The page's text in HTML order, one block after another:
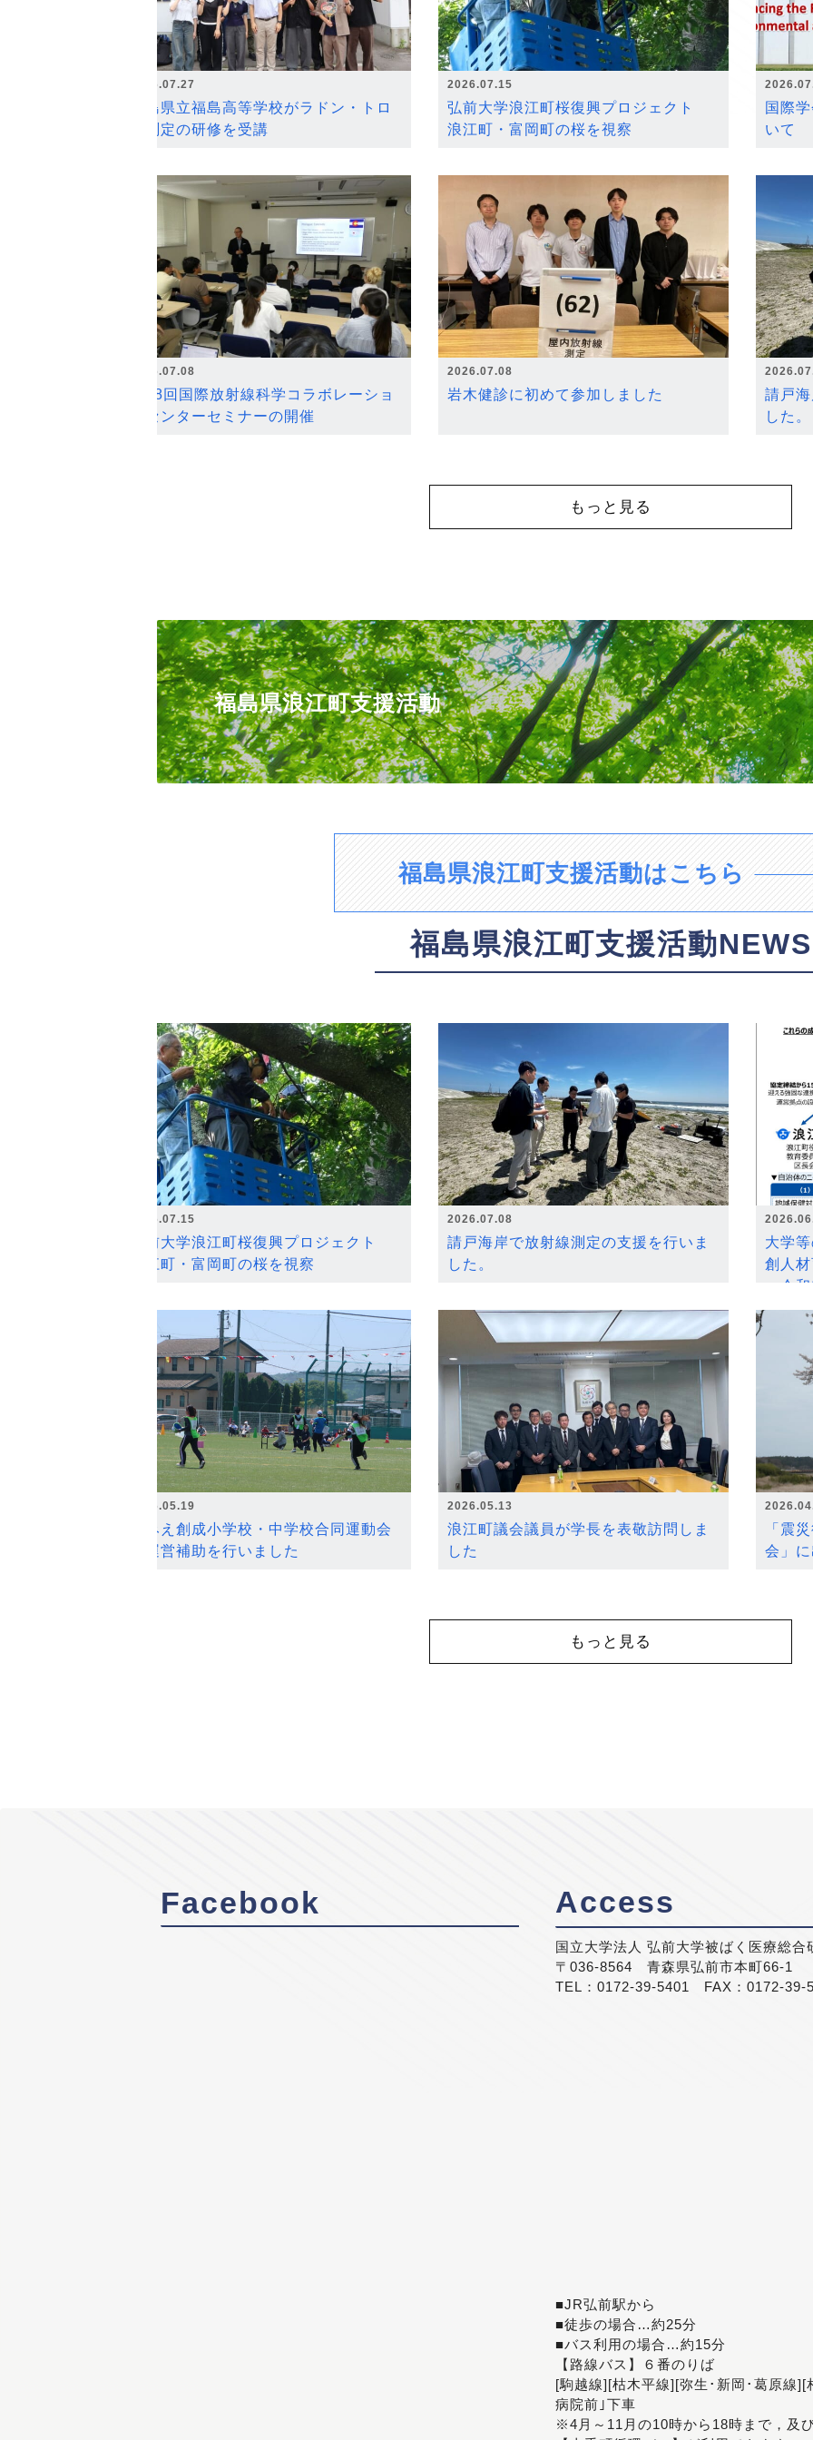
2026.07.27
福島県立福島高等学校がラドン・トロ
ン測定の研修を受講
2026.07.15
弘前大学浪江町桜復興プロジェクト
浪江町・富岡町の桜を視察
国際
いて
2026.07.08
第18回国際放射線科学コラボレーショ
ンセンターセミナーの開催
2026.07.08
岩木健診に初めて参加しました
請戸
した。
もっと見る
福島県浪江町支援活動
福島県浪江町支援活動はこちら
福島県浪江町支援活動NEWS
2026.07.15
弘前大学浪江町桜復興プロジェクト
浪江町・富岡町の桜を視察
2026.07.08
請戸海岸で放射線測定の支援を行いま
した。
大学
創人
～令
2026.05.19
なみえ創成小学校・中学校合同運動会
の運営補助を行いました
2026.05.13
浪江町議会議員が学長を表敬訪問しま
した
「震
会」
もっと見る
Facebook Access
国立大学法人 弘前大学被ばく医療総合
〒036-8564 青森県弘前市本町66-1
TEL：0172-39-5401 FAX：0172-39-
■JR弘前駅から
■徒歩の場合…約25分
■バス利用の場合…約15分
【路線バス】６番のりば
[駒越線][枯木平線][弥生･新岡･葛原線
病院前｣下車
※4月～11月の10時から18時まで，及